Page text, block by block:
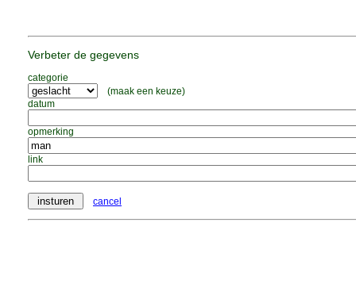
Verbeter de gegevens
categorie
(maak een keuze)
datum
opmerking
link
cancel